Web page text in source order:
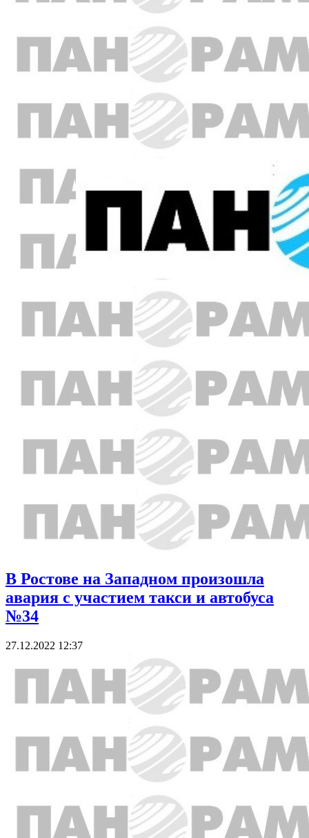
В Ростове на Западном произошла
авария с участием такси и автобуса
№34
27.12.2022 12:37